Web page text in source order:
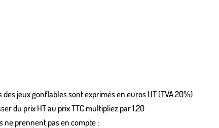
des jeux gonflables sont exprimés en euros HT (TVA 20%)
du prix HT au prix TTC multipliez par 1,20
ne prennent pas en compte :